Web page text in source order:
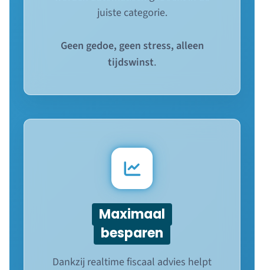
juiste categorie.
Geen gedoe, geen stress, alleen
tijdswinst.
Maximaal
besparen
Dankzij realtime fiscaal advies helpt